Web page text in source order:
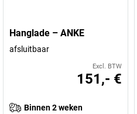
Hanglade – ANKE
afsluitbaar
Excl. BTW
151,- €
Binnen 2 weken